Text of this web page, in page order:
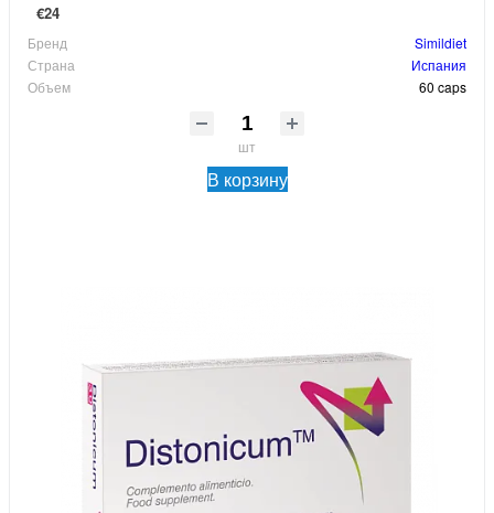
€24
Бренд
Simildiet
Страна
Испания
Объем
60 caps
шт
В корзину